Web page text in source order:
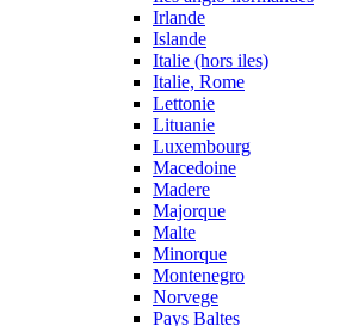
Irlande
Islande
Italie (hors iles)
Italie, Rome
Lettonie
Lituanie
Luxembourg
Macedoine
Madere
Majorque
Malte
Minorque
Montenegro
Norvege
Pays Baltes